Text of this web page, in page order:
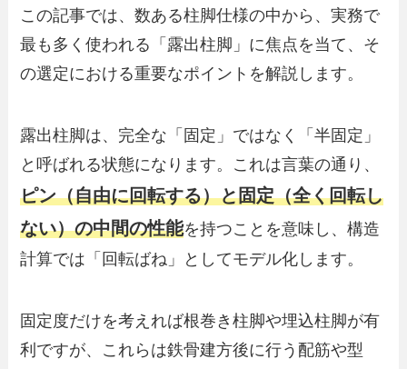
この記事では、数ある柱脚仕様の中から、実務で
最も多く使われる「露出柱脚」に焦点を当て、そ
の選定における重要なポイントを解説します。
露出柱脚は、完全な「固定」ではなく「半固定」
と呼ばれる状態になります。これは言葉の通り、
ピン（自由に回転する）と固定（全く回転し
ない）の中間の性能を持つことを意味し、構造
計算では「回転ばね」としてモデル化します。
固定度だけを考えれば根巻き柱脚や埋込柱脚が有
利ですが、これらは鉄骨建方後に行う配筋や型